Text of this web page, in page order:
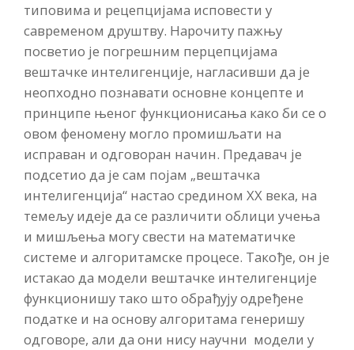
типовима и рецепцијама исповести у
савременом друштву. Нарочиту пажњу
посветио је погрешним перцепцијама
вештачке интелигенције, нагласивши да је
неопходно познавати основне концепте и
принципе њеног функционисања како би се о
овом феномену могло промишљати на
исправан и одговоран начин. Предавач је
подсетио да је сам појам „вештачка
интелигенција“ настао средином XX века, на
темељу идеје да се различити облици учења
и мишљења могу свести на математичке
системе и алгоритамске процесе. Такође, он је
истакао да модели вештачке интелигенције
функционишу тако што обрађују одређене
податке и на основу алгоритама генеришу
одговоре, али да они нису научни модели у